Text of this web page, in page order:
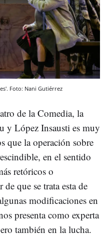
Foto: Nani Gutiérrez
de la Comedia, la
y López Insausti es muy
que la operación sobre
en el sentido
retóricos o
que se trata esta de
modificaciones en
presenta como experta
también en la lucha.